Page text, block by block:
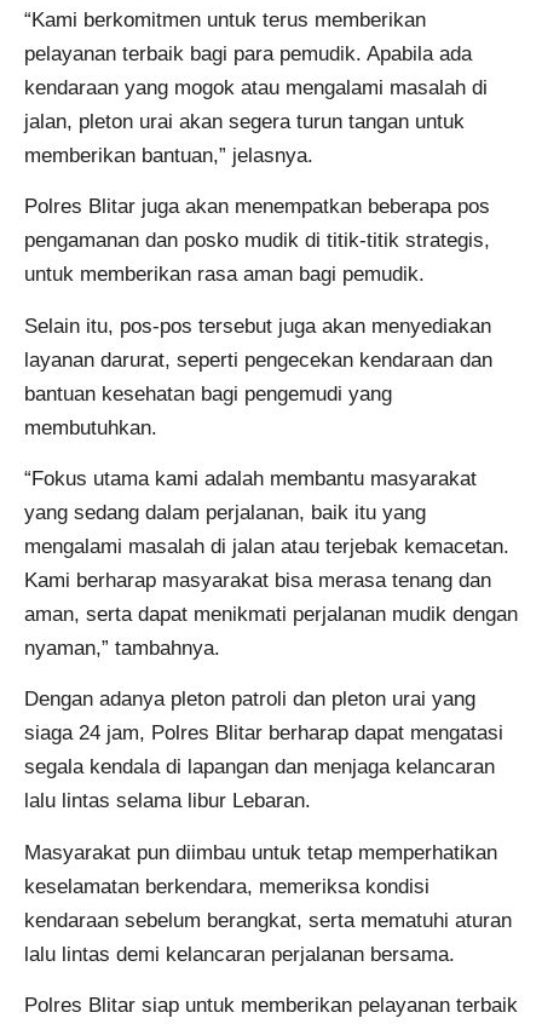
“Kami berkomitmen untuk terus memberikan
pelayanan terbaik bagi para pemudik. Apabila ada
kendaraan yang mogok atau mengalami masalah di
jalan, pleton urai akan segera turun tangan untuk
memberikan bantuan,” jelasnya.
Polres Blitar juga akan menempatkan beberapa pos
pengamanan dan posko mudik di titik-titik strategis,
untuk memberikan rasa aman bagi pemudik.
Selain itu, pos-pos tersebut juga akan menyediakan
layanan darurat, seperti pengecekan kendaraan dan
bantuan kesehatan bagi pengemudi yang
membutuhkan.
“Fokus utama kami adalah membantu masyarakat
yang sedang dalam perjalanan, baik itu yang
mengalami masalah di jalan atau terjebak kemacetan.
Kami berharap masyarakat bisa merasa tenang dan
aman, serta dapat menikmati perjalanan mudik dengan
nyaman,” tambahnya.
Dengan adanya pleton patroli dan pleton urai yang
siaga 24 jam, Polres Blitar berharap dapat mengatasi
segala kendala di lapangan dan menjaga kelancaran
lalu lintas selama libur Lebaran.
Masyarakat pun diimbau untuk tetap memperhatikan
keselamatan berkendara, memeriksa kondisi
kendaraan sebelum berangkat, serta mematuhi aturan
lalu lintas demi kelancaran perjalanan bersama.
Polres Blitar siap untuk memberikan pelayanan terbaik